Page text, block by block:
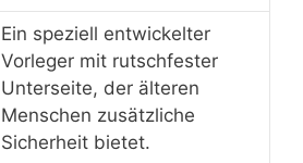
Ein speziell entwickelter
Vorleger mit rutschfester
Unterseite, der älteren
Menschen zusätzliche
Sicherheit bietet.